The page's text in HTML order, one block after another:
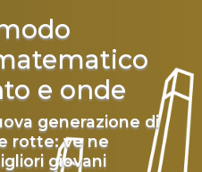
e onde
generazione di
rotte: ve ne
giovani